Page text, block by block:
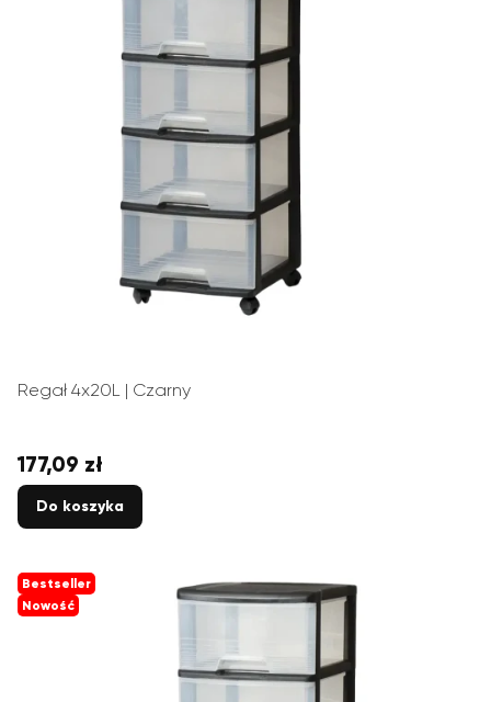
Regał 4x20L | Czarny
Cena
177,09 zł
Do koszyka
Bestseller
Nowość